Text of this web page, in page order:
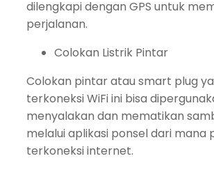
dilengkapi dengan GPS untuk
perjalanan.
Colokan Listrik Pintar
Colokan pintar atau smart plug
terkoneksi WiFi ini bisa
menyalakan dan mematikan
melalui aplikasi ponsel dari mana
terkoneksi internet.